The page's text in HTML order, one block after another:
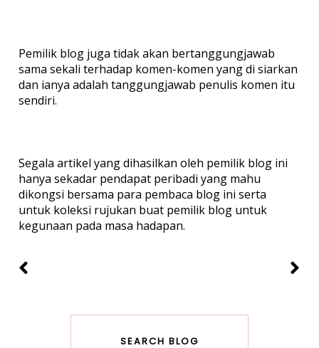
Pemilik blog juga tidak akan bertanggungjawab
sama sekali terhadap komen-komen yang di siarkan
dan ianya adalah tanggungjawab penulis komen itu
sendiri.
Segala artikel yang dihasilkan oleh pemilik blog ini
hanya sekadar pendapat peribadi yang mahu
dikongsi bersama para pembaca blog ini serta
untuk koleksi rujukan buat pemilik blog untuk
kegunaan pada masa hadapan.
SEARCH BLOG